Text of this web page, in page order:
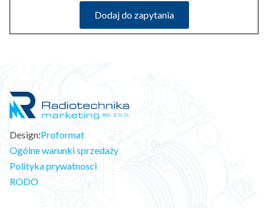
Dodaj do zapytania
Design:Proformat
Ogólne warunki sprzedaży
Polityka prywatnosci
RODO